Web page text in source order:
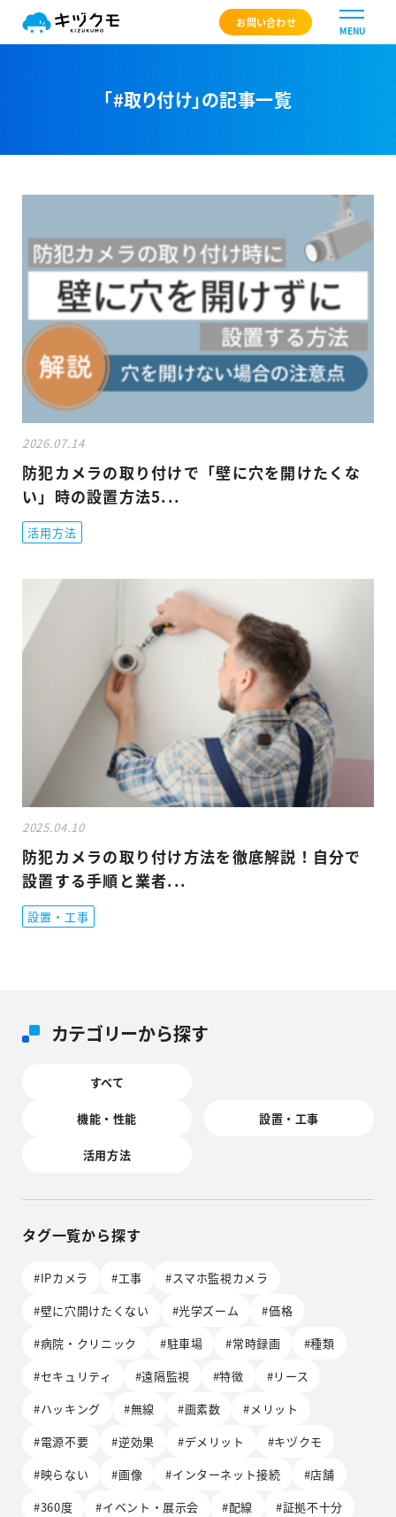
キヅクモ KIZUKUMO
お問い合わせ
MENU
「#取り付け」の記事一覧
2026.07.14
防犯カメラの取り付けで「壁に穴を開けたくな
い」時の設置方法5...
活用方法
2025.04.10
防犯カメラの取り付け方法を徹底解説！自分で
設置する手順と業者...
設置・工事
カテゴリーから探す
すべて
機能・性能 設置・工事
活用方法
タグ一覧から探す
#IPカメラ #工事
#スマホ監視カメラ
#壁に穴開けたくない
#光学ズーム
#価格
#病院・クリニック
#駐車場 #常時録画
#種類
#セキュリティ
#遠隔監視 #特徴
#リース
#ハッキング
#無線 #画素数
#メリット
#電源不要
#逆効果 #デメリット
#キヅクモ
#映らない
#画像 #インターネット接続
#店舗
#360度
#イベント・展示会 #配線
#証拠不十分